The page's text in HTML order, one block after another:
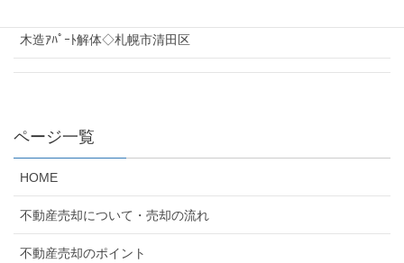
木造ｱﾊﾟｰﾄ解体◇札幌市清田区
ページ一覧
HOME
不動産売却について・売却の流れ
不動産売却のポイント